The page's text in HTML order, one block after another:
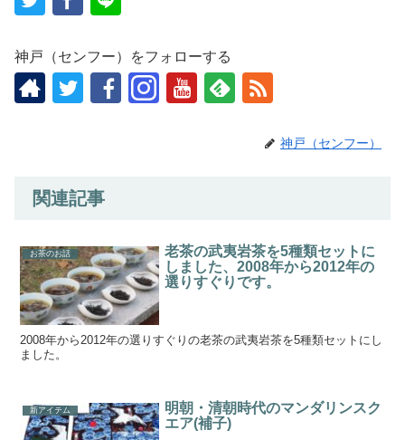
神戸（センフー）をフォローする
神戸（センフー）
関連記事
お茶のお話
老茶の武夷岩茶を5種類セットに
しました、2008年から2012年の
選りすぐりです。
2008年から2012年の選りすぐりの老茶の武夷岩茶を5種類セットにし
ました。
新アイテム
明朝・清朝時代のマンダリンスク
エア(補子)